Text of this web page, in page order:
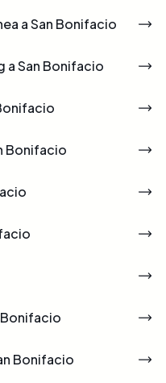
a San Bonifacio
a San Bonifacio
Bonifacio
Bonifacio